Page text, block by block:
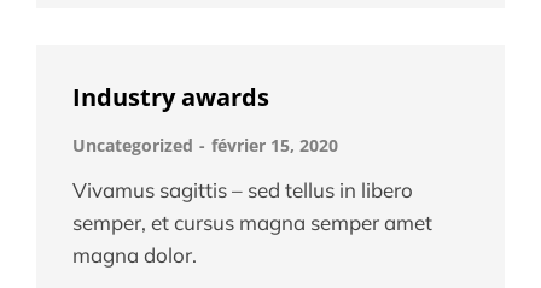
Industry awards
Uncategorized février 15, 2020
Vivamus sagittis – sed tellus in libero
semper, et cursus magna semper amet
magna dolor.